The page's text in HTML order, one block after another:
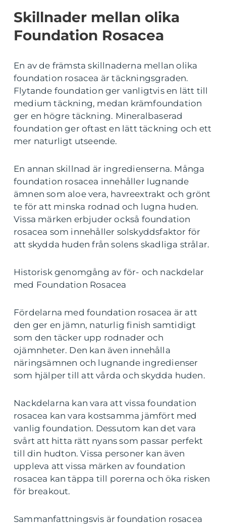
Skillnader mellan olika
Foundation Rosacea
En av de främsta skillnaderna mellan olika
foundation rosacea är täckningsgraden.
Flytande foundation ger vanligtvis en lätt till
medium täckning, medan krämfoundation
ger en högre täckning. Mineralbaserad
foundation ger oftast en lätt täckning och ett
mer naturligt utseende.
En annan skillnad är ingredienserna. Många
foundation rosacea innehåller lugnande
ämnen som aloe vera, havreextrakt och grönt
te för att minska rodnad och lugna huden.
Vissa märken erbjuder också foundation
rosacea som innehåller solskyddsfaktor för
att skydda huden från solens skadliga strålar.
Historisk genomgång av för- och nackdelar
med Foundation Rosacea
Fördelarna med foundation rosacea är att
den ger en jämn, naturlig finish samtidigt
som den täcker upp rodnader och
ojämnheter. Den kan även innehålla
näringsämnen och lugnande ingredienser
som hjälper till att vårda och skydda huden.
Nackdelarna kan vara att vissa foundation
rosacea kan vara kostsamma jämfört med
vanlig foundation. Dessutom kan det vara
svårt att hitta rätt nyans som passar perfekt
till din hudton. Vissa personer kan även
uppleva att vissa märken av foundation
rosacea kan täppa till porerna och öka risken
för breakout.
Sammanfattningsvis är foundation rosacea